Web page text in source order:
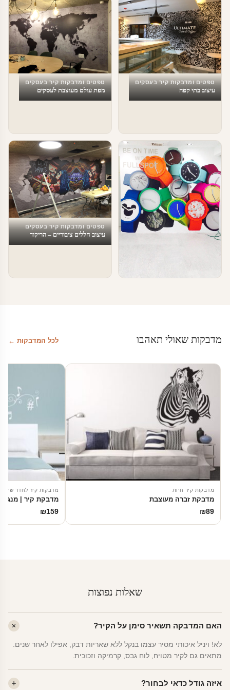
טפטים ומדבקות קיר בעסקים
עיצוב בתי קפה
טפטים ומדבקות קיר בעסקים
מפת עולם מעוצבת לעסקים
טפטים ומדבקות קיר בעסקים
עיצוב חללים ציבוריים – הריקוד
האחרון
מדבקות שאולי תאהבו לכל המדבקות ←
מדבקות קיר חיות
מדבקת זברה מעוצבת
₪89
מדבקות קיר לחדר שינה
מדבקת קיר |
₪159
שאלות נפוצות
האם המדבקה תשאיר סימן על הקיר?
לא! ויניל איכותי מסיר עצמו בנקל ללא שאריות דבק, אפילו לאחר שנים.
מתאים גם לקיר מטויח, לוח גבס, קרמיקה וזכוכית.
איזה גודל כדאי לבחור?